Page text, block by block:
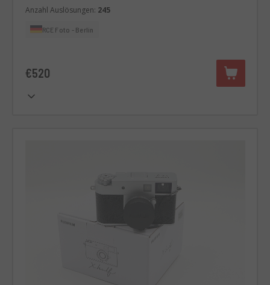
Anzahl Auslösungen: 245
RCE Foto - Berlin
€520